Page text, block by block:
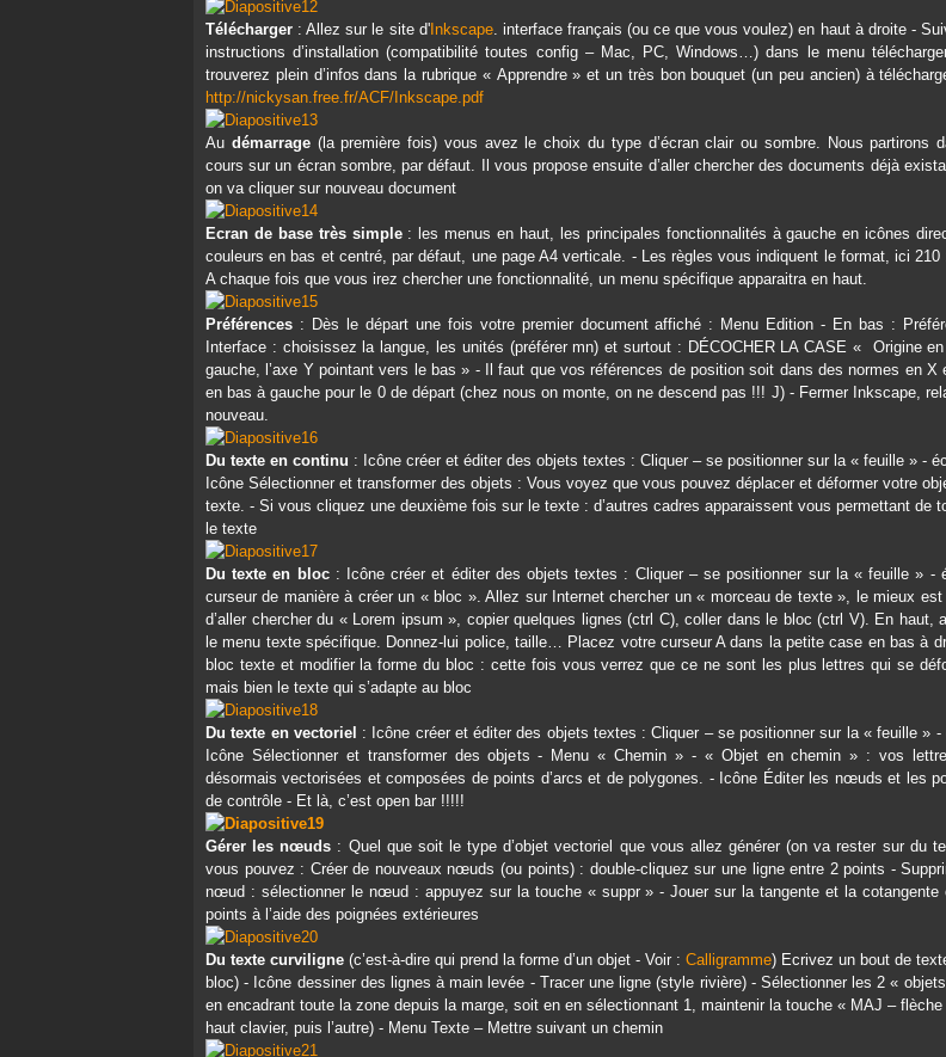
Télécharger : Allez sur le site d'Inkscape. interface français (ou ce que vous voulez) en haut à droite -
instructions d’installation (compatibilité toutes config – Mac, PC, Windows…) dans le menu
trouverez plein d’infos dans la rubrique « Apprendre » et un très bon bouquet (un peu ancien) à
http://nickysan.free.fr/ACF/Inkscape.pdf
Au démarrage(la première fois) vous avez le choix du type d’écran clair ou sombre. Nous partirons
cours sur un écran sombre, par défaut. Il vous propose ensuite d’aller chercher des documents déjà
on va cliquer sur nouveau document
Ecran de base très simple: les menus en haut, les principales fonctionnalités à gauche en icônes
couleurs en bas et centré, par défaut, une page A4 verticale. - Les règles vous indiquent le format, ici 210
A chaque fois que vous irez chercher une fonctionnalité, un menu spécifique apparaitra en haut.
Préférences : Dès le départ une fois votre premier document affiché : Menu Edition - En bas :
Interface : choisissez la langue, les unités (préférer mn) et surtout : DÉCOCHER LA CASE « Origine
gauche, l’axe Y pointant vers le bas » - Il faut que vos références de position soit dans des normes en X
en bas à gauche pour le 0 de départ (chez nous on monte, on ne descend pas !!! J) - Fermer Inkscape,
nouveau.
Du texte en continu : Icône créer et éditer des objets textes : Cliquer – se positionner sur la « feuille » -
Icône Sélectionner et transformer des objets : Vous voyez que vous pouvez déplacer et déformer votre
texte. - Si vous cliquez une deuxième fois sur le texte : d’autres cadres apparaissent vous permettant de
le texte
Du texte en bloc: Icône créer et éditer des objets textes : Cliquer – se positionner sur la « feuille » -
curseur de manière à créer un « bloc ». Allez sur Internet chercher un « morceau de texte », le mieux est
d’aller chercher du « Lorem ipsum », copier quelques lignes (ctrl C), coller dans le bloc (ctrl V). En haut,
le menu texte spécifique. Donnez-lui police, taille… Placez votre curseur A dans la petite case en bas à
bloc texte et modifier la forme du bloc : cette fois vous verrez que ce ne sont les plus lettres qui se
mais bien le texte qui s’adapte au bloc
Du texte en vectoriel : Icône créer et éditer des objets textes : Cliquer – se positionner sur la « feuille » -
Icône Sélectionner et transformer des objets - Menu « Chemin » - « Objet en chemin » : vos
désormais vectorisées et composées de points d’arcs et de polygones. - Icône Éditer les nœuds et les
de contrôle - Et là, c’est open bar !!!!!
Gérer les nœuds : Quel que soit le type d’objet vectoriel que vous allez générer (on va rester sur du
vous pouvez : Créer de nouveaux nœuds (ou points) : double-cliquez sur une ligne entre 2 points -
nœud : sélectionner le nœud : appuyez sur la touche « suppr » - Jouer sur la tangente et la cotangente
points à l’aide des poignées extérieures
Du texte curviligne (c’est-à-dire qui prend la forme d’un objet - Voir : Calligramme) Ecrivez un bout de
bloc) - Icône dessiner des lignes à main levée - Tracer une ligne (style rivière) - Sélectionner les 2 «
en encadrant toute la zone depuis la marge, soit en en sélectionnant 1, maintenir la touche « MAJ –
haut clavier, puis l’autre) - Menu Texte – Mettre suivant un chemin